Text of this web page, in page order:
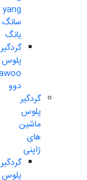
yang
سانگ
یانگ
گردگیر
پلوس
دوو
گردگیر
پلوس
ماشین
های
ژاپنی
گردگیر
پلوس